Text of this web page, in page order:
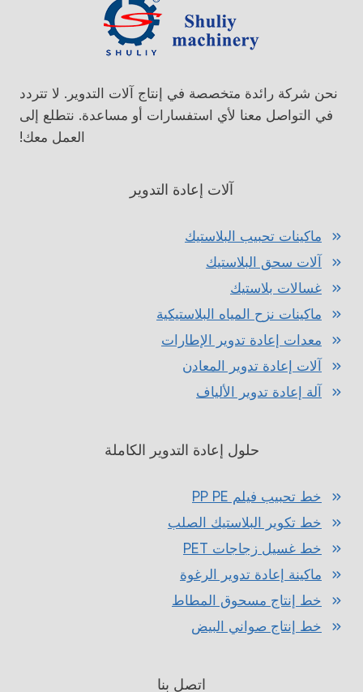
نحن شركة رائدة متخصصة في إنتاج آلات التدوير. لا تتردد
في التواصل معنا لأي استفسارات أو مساعدة. نتطلع إلى
العمل معك!
آلات إعادة التدوير
ماكينات تحبيب البلاستيك
آلات سحق البلاستيك
غسالات بلاستيك
ماكينات نزح المياه البلاستيكية
معدات إعادة تدوير الإطارات
آلات إعادة تدوير المعادن
آلة إعادة تدوير الألياف
حلول إعادة التدوير الكاملة
خط تحبيب فيلم PP PE
خط تكوير البلاستيك الصلب
خط غسيل زجاجات PET
ماكينة إعادة تدوير الرغوة
خط إنتاج مسحوق المطاط
خط إنتاج صواني البيض
اتصل بنا